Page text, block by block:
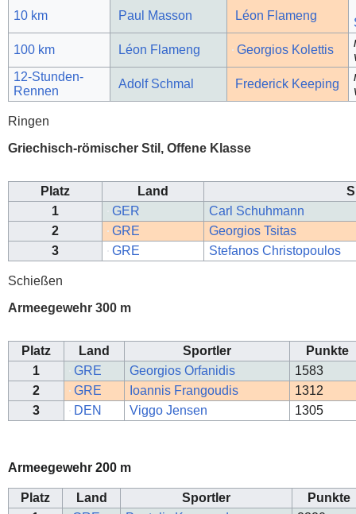
10 km
Paul Masson Léon Flameng
100 km
Léon Flameng Georgios Kolettis
12-Stunden-
Rennen
Adolf Schmal Frederick Keeping
Ringen
Griechisch-römischer Stil, Offene Klasse
Platz Land
1
GER
Carl Schuhmann
2
GRE
Georgios Tsitas
3
GRE Stefanos Christopoulos
Schießen
Armeegewehr 300 m
Platz Land Sportler
Punkte
1
GRE Georgios Orfanidis
1583
2
GRE Ioannis Frangoudis
1312
3
DEN Viggo Jensen 1305
Armeegewehr 200 m
Platz Land Sportler
Punkte